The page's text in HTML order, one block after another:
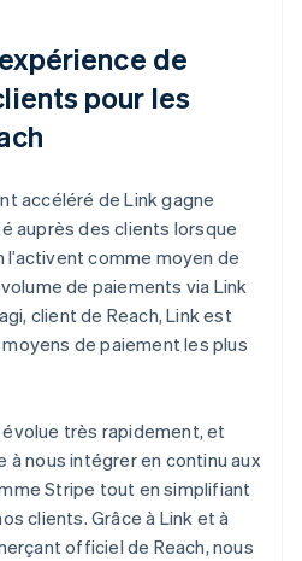
de
pour les
accéléré de Link gagne
auprès des clients lorsque
comme moyen de
de paiements via Link
client de Reach, Link est
moyens de paiement les plus
très rapidement, et
nous intégrer en continu aux
Stripe tout en simplifiant
clients. Grâce à Link et à
officiel de Reach, nous